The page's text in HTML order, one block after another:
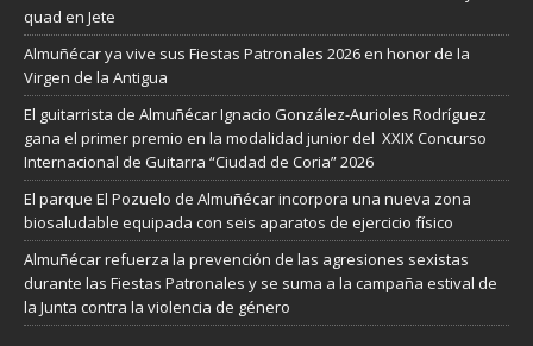
quad en Jete
Almuñécar ya vive sus Fiestas Patronales 2026 en honor de la
Virgen de la Antigua
El guitarrista de Almuñécar Ignacio González-Aurioles Rodríguez
gana el primer premio en la modalidad junior del XXIX Concurso
Internacional de Guitarra “Ciudad de Coria” 2026
El parque El Pozuelo de Almuñécar incorpora una nueva zona
biosaludable equipada con seis aparatos de ejercicio físico
Almuñécar refuerza la prevención de las agresiones sexistas
durante las Fiestas Patronales y se suma a la campaña estival de
la Junta contra la violencia de género